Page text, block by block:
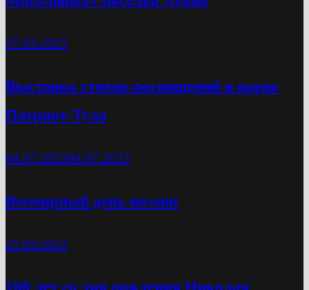
27.04.2023
Выставка стихов-посвящений в парке
Патриот-Тула
04.07.202304.07.2023
Всемирный день поэзии
21.03.2022